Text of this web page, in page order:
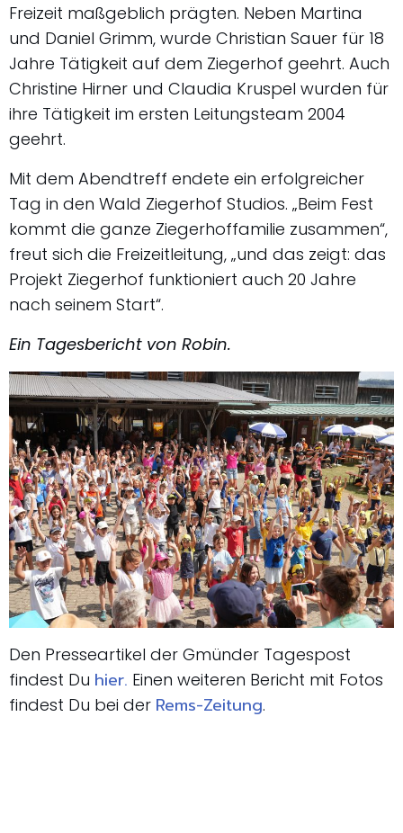
Freizeit maßgeblich prägten. Neben Martina
und Daniel Grimm, wurde Christian Sauer für 18
Jahre Tätigkeit auf dem Ziegerhof geehrt. Auch
Christine Hirner und Claudia Kruspel wurden für
ihre Tätigkeit im ersten Leitungsteam 2004
geehrt.
Mit dem Abendtreff endete ein erfolgreicher
Tag in den Wald Ziegerhof Studios. „Beim Fest
kommt die ganze Ziegerhoffamilie zusammen“,
freut sich die Freizeitleitung, „und das zeigt: das
Projekt Ziegerhof funktioniert auch 20 Jahre
nach seinem Start“.
Ein Tagesbericht von Robin.
Den Presseartikel der Gmünder Tagespost
findest Du hier. Einen weiteren Bericht mit Fotos
findest Du bei der Rems-Zeitung.